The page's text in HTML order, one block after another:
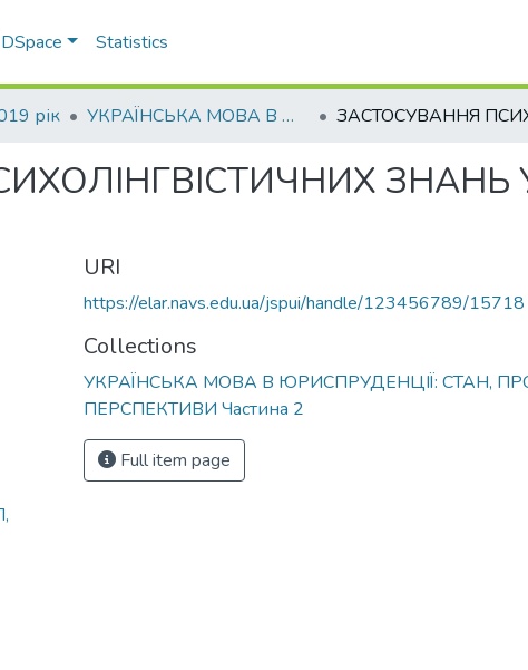
Statistics
рік УКРАЇНСЬКА МОВА В ЮРИСПРУДЕНЦІЇ: СТАН, ПРОБЛЕМИ, ПЕРСПЕКТИВИ Частина 2
URI
https://elar.navs.edu.ua/jspui/handle/123456789/15718
Collections
УКРАЇНСЬКА МОВА В ЮРИСПРУДЕНЦІЇ: СТАН,
ПЕРСПЕКТИВИ Частина 2
Full item page